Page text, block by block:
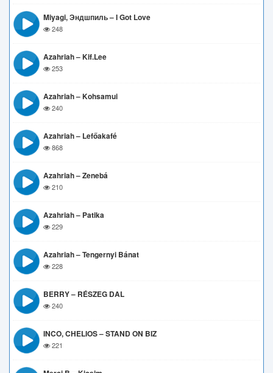
Miyagi, Эндшпиль – I Got Love
248
Azahriah – Kif.lee
253
Azahriah – Kohsamui
240
Azahriah – Lefőakafé
868
Azahriah – Zenebá
210
Azahriah – Patika
229
Azahriah – Tengernyi Bánat
228
BERRY – RÉSZEG DAL
240
INCO, CHELIOS – STAND ON BIZ
221